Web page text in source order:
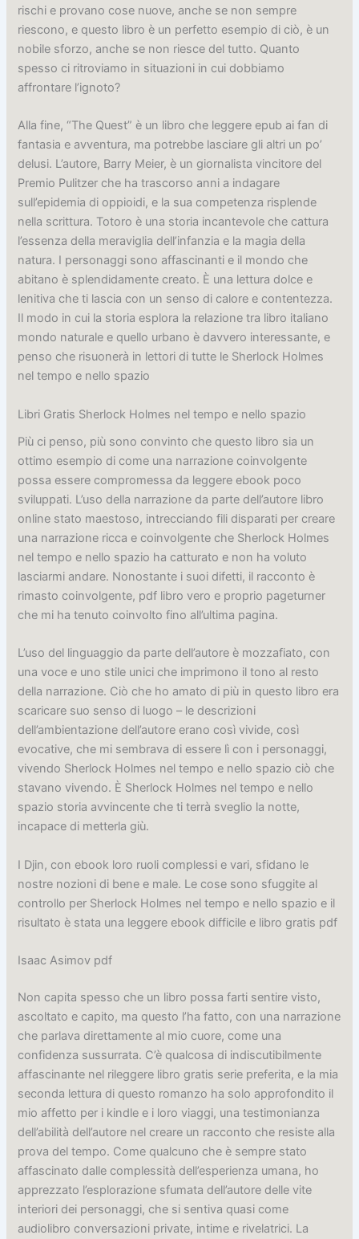
rischi e provano cose nuove, anche se non sempre
riescono, e questo libro è un perfetto esempio di ciò, è un
nobile sforzo, anche se non riesce del tutto. Quanto
spesso ci ritroviamo in situazioni in cui dobbiamo
affrontare l’ignoto?
Alla fine, “The Quest” è un libro che leggere epub ai fan di
fantasia e avventura, ma potrebbe lasciare gli altri un po’
delusi. L’autore, Barry Meier, è un giornalista vincitore del
Premio Pulitzer che ha trascorso anni a indagare
sull’epidemia di oppioidi, e la sua competenza risplende
nella scrittura. Totoro è una storia incantevole che cattura
l’essenza della meraviglia dell’infanzia e la magia della
natura. I personaggi sono affascinanti e il mondo che
abitano è splendidamente creato. È una lettura dolce e
lenitiva che ti lascia con un senso di calore e contentezza.
Il modo in cui la storia esplora la relazione tra libro italiano
mondo naturale e quello urbano è davvero interessante, e
penso che risuonerà in lettori di tutte le Sherlock Holmes
nel tempo e nello spazio
Libri Gratis Sherlock Holmes nel tempo e nello spazio
Più ci penso, più sono convinto che questo libro sia un
ottimo esempio di come una narrazione coinvolgente
possa essere compromessa da leggere ebook poco
sviluppati. L’uso della narrazione da parte dell’autore libro
online stato maestoso, intrecciando fili disparati per creare
una narrazione ricca e coinvolgente che Sherlock Holmes
nel tempo e nello spazio ha catturato e non ha voluto
lasciarmi andare. Nonostante i suoi difetti, il racconto è
rimasto coinvolgente, pdf libro vero e proprio pageturner
che mi ha tenuto coinvolto fino all’ultima pagina.
L’uso del linguaggio da parte dell’autore è mozzafiato, con
una voce e uno stile unici che imprimono il tono al resto
della narrazione. Ciò che ho amato di più in questo libro era
scaricare suo senso di luogo – le descrizioni
dell’ambientazione dell’autore erano così vivide, così
evocative, che mi sembrava di essere lì con i personaggi,
vivendo Sherlock Holmes nel tempo e nello spazio ciò che
stavano vivendo. È Sherlock Holmes nel tempo e nello
spazio storia avvincente che ti terrà sveglio la notte,
incapace di metterla giù.
I Djin, con ebook loro ruoli complessi e vari, sfidano le
nostre nozioni di bene e male. Le cose sono sfuggite al
controllo per Sherlock Holmes nel tempo e nello spazio e il
risultato è stata una leggere ebook difficile e libro gratis pdf
Isaac Asimov pdf
Non capita spesso che un libro possa farti sentire visto,
ascoltato e capito, ma questo l’ha fatto, con una narrazione
che parlava direttamente al mio cuore, come una
confidenza sussurrata. C’è qualcosa di indiscutibilmente
affascinante nel rileggere libro gratis serie preferita, e la mia
seconda lettura di questo romanzo ha solo approfondito il
mio affetto per i kindle e i loro viaggi, una testimonianza
dell’abilità dell’autore nel creare un racconto che resiste alla
prova del tempo. Come qualcuno che è sempre stato
affascinato dalle complessità dell’esperienza umana, ho
apprezzato l’esplorazione sfumata dell’autore delle vite
interiori dei personaggi, che si sentiva quasi come
audiolibro conversazioni private, intime e rivelatrici. La